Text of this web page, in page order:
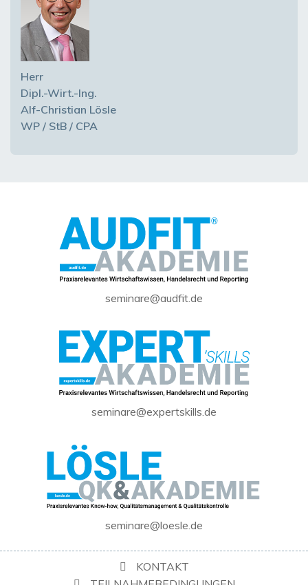
Herr
Dipl.-Wirt.-Ing.
Alf-Christian Lösle
WP / StB / CPA
seminare@audfit.de
seminare@expertskills.de
seminare@loesle.de
KONTAKT